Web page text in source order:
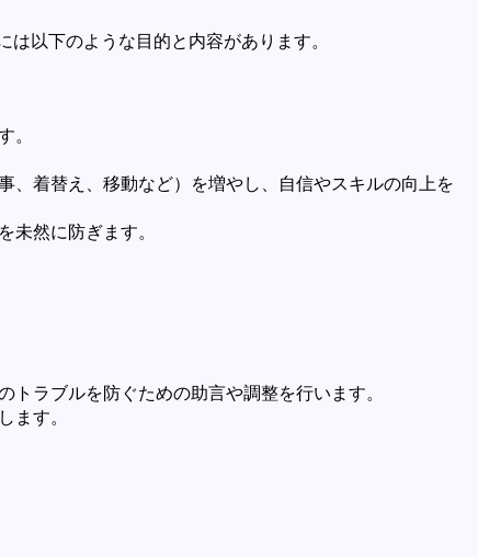
以下のような目的と内容があります。
。
、着替え、移動など）を増やし、自信やスキルの向上を
然に防ぎます。
ラブルを防ぐための助言や調整を行います。
ます。